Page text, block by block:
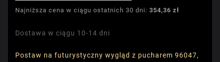
Najniższa cena w ciągu ostatnich 30 dni: 354,36 zł
Dostawa w ciągu 10-14 dni
Postaw na futurystyczny wygląd z pucharem 96047,